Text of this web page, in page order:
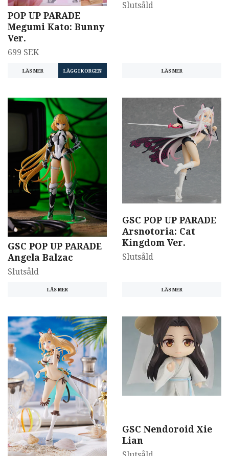
POP UP PARADE
Megumi Kato: Bunny
Ver.
699 SEK
LÄS MER
Slutsåld
LÄS MER
GSC POP UP PARADE
Angela Balzac
Slutsåld
LÄS MER
GSC POP UP PARADE
Arsnotoria: Cat
Kingdom Ver.
Slutsåld
LÄS MER
GSC Nendoroid Xie
Lian